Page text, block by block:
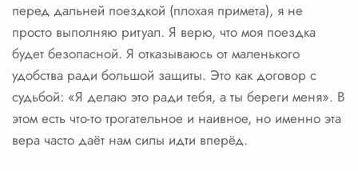
перед дальней поездкой (плохая примета), я не
просто выполняю ритуал. Я верю, что моя поездка
будет безопасной. Я отказываюсь от маленького
удобства ради большой защиты. Это как договор с
судьбой: «Я делаю это ради тебя, а ты береги меня». В
этом есть что-то трогательное и наивное, но именно эта
вера часто даёт нам силы идти вперёд.